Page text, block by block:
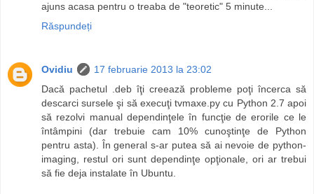
ajuns acasa pentru o treaba de "teoretic" 5 minute...
Răspundeți
Ovidiu
17 februarie 2013 la 23:02
Dacă pachetul .deb îţi creează probleme poţi încerca să
descarci sursele şi să execuţi tvmaxe.py cu Python 2.7 apoi
să rezolvi manual dependinţele în funcţie de erorile ce le
întâmpini (dar trebuie cam 10% cunoştinţe de Python
pentru asta). În general s-ar putea să ai nevoie de python-
imaging, restul ori sunt dependinţe opţionale, ori ar trebui
să fie deja instalate în Ubuntu.